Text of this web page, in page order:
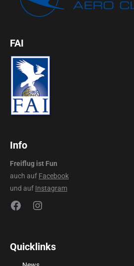
FAI
Info
Freiflug ist Fun
auch auf Facebook
und auf Instagram
FacebookInstagram
Quicklinks